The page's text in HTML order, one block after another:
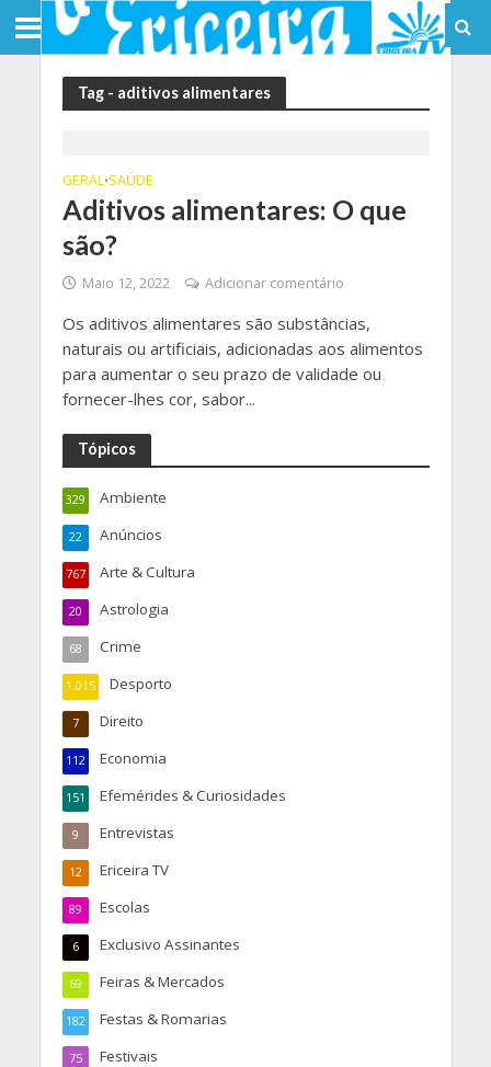
Tag - aditivos alimentares
GERAL•SAÚDE
Aditivos alimentares: O que
são?
Maio 12, 2022 Adicionar comentário
Os aditivos alimentares são substâncias,
naturais ou artificiais, adicionadas aos alimentos
para aumentar o seu prazo de validade ou
fornecer-lhes cor, sabor...
Tópicos
Ambiente
329
Anúncios
22
Arte & Cultura
767
Astrologia
20
Crime
68
Desporto
1.015
Direito
7
Economia
112
Efemérides & Curiosidades
151
Entrevistas
9
Ericeira TV
12
Escolas
89
Exclusivo Assinantes
6
Feiras & Mercados
69
Festas & Romarias
182
Festivais
75